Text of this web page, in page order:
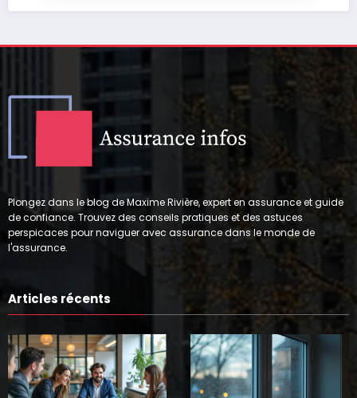
Plongez dans le blog de Maxime Rivière, expert en assurance et guide
de confiance. Trouvez des conseils pratiques et des astuces
perspicaces pour naviguer avec assurance dans le monde de
l'assurance.
Articles récents